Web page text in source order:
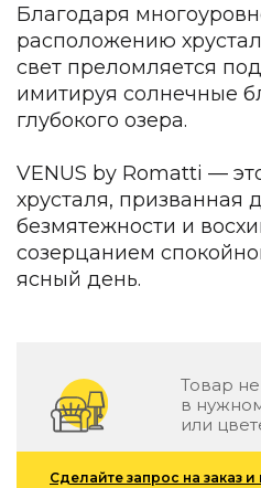
Подбор, производство и
Отделка и
Стены
Акустические панели
для террас
Террасные и фасадные
Биоклиматические перголы
Камень
Все категории товаров
Бренды
Благодаря
расположению
свет преломляется
имитируя солнечные
глубокого озера.
VENUS by Romatti —
хрусталя, призванная
безмятежности и
созерцанием
ясный день.
Товар
в
или
Сделайте запрос на заказ